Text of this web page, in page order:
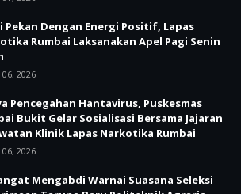
Pekan Dengan Energi Positif, Lapas
Rumbai Laksanakan Apel Pagi Senin
06, 2026
Pencegahan Hantavirus, Puskesmas
Bukit Gelar Sosialisasi Bersama Jajaran
Klinik Lapas Narkotika Rumbai
06, 2026
Mengabdi Warnai Suasana Seleksi